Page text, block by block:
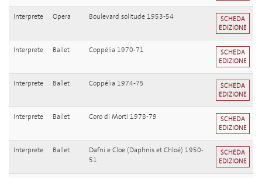
Interprete Opera Boulevard solitude 1953-54
SCHEDA
EDIZIONE
Interprete Ballet Coppélia 1970-71
SCHEDA
EDIZIONE
Interprete Ballet Coppélia 1974-75
SCHEDA
EDIZIONE
Interprete Ballet Coro di Morti 1978-79
SCHEDA
EDIZIONE
Interprete Ballet
Dafni e Cloe (Daphnis et Chloé) 1950-
51
SCHEDA
EDIZIONE